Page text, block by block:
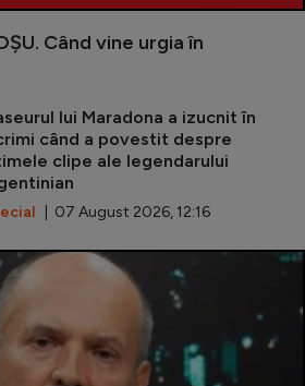
Când vine urgia în
lui Maradona a izucnit în
când a povestit despre
clipe ale legendarului
| 07 August 2026, 12:16